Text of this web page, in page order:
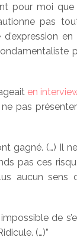
pour moi
pas
en
pas
gagné. (…) Il
pas ces
aucun sens
de
(…)”